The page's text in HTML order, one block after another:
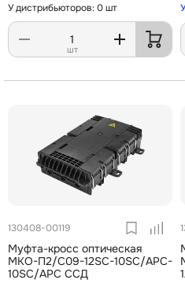
У дистрибьюторов: 0 шт
шт
130408-00119
Муфта-кросс оптическая
МКО-П2/С09-12SC-10SC/APC-
10SC/APC ССД